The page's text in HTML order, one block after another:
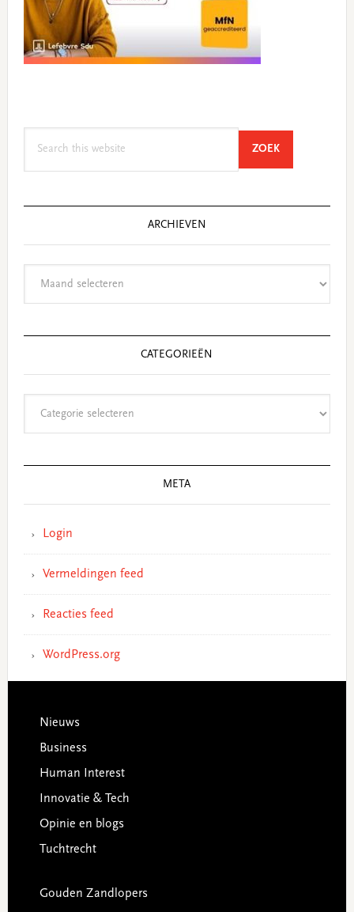
ZOEKSEARCH
ARCHIEVEN
CATEGORIEËN
META
Login
Vermeldingen feed
Reacties feed
WordPress.org
Footer
Nieuws
Business
Human Interest
Innovatie & Tech
Opinie en blogs
Tuchtrecht
Gouden Zandlopers